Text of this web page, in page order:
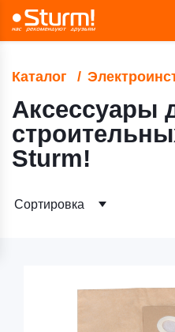
Каталог
Аксессуары
Sturm!
Сортировка